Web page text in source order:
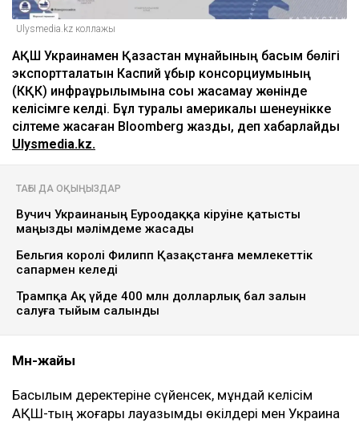
Ulysmedia.kz коллажы
АҚШ Украинамен Қазақстан мұнайының басым бөлігі
экспортталатын Каспий құбыр консорциумының
(КҚК) инфрақұрылымына соққы жасамау жөнінде
келісімге келді. Бұл туралы америкалық шенеунікке
сілтеме жасаған Bloomberg жазды, деп хабарлайды
Ulysmedia.kz.
ТАҒЫ ДА ОҚЫҢЫЗДАР
Вучич Украинаның Еуроодаққа кіруіне қатысты
маңызды мәлімдеме жасады
Бельгия королі Филипп Қазақстанға мемлекеттік
сапармен келеді
Трампқа Ақ үйде 400 млн долларлық бал залын
салуға тыйым салынды
Мән-жайы
Басылым деректеріне сүйенсек, мұндай келісім
АҚШ-тың жоғары лауазымды өкілдері мен Украина